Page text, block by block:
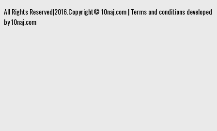
All Rights Reserved|2016.Copyright© 10naj.com | Terms and conditions developed
by 10naj.com